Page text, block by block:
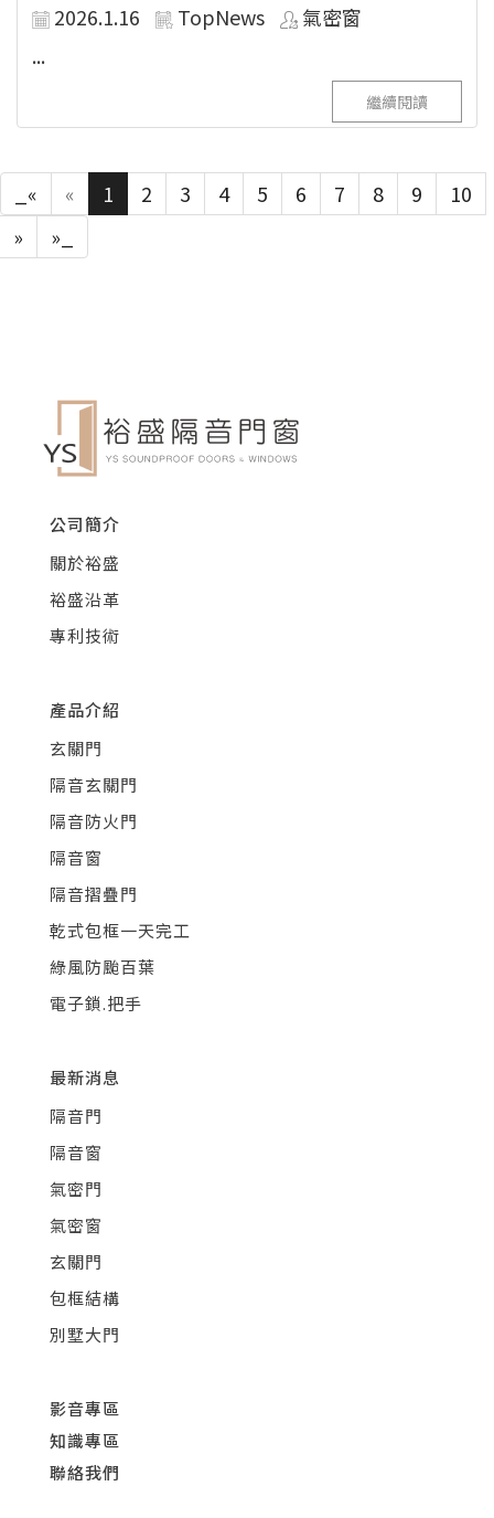
2026.1.16 TopNews
氣密窗
...
繼續閱讀
_« « 1 2 3 4 5 6 7 8 9
10
»
»_
公司簡介
關於裕盛
裕盛沿革
專利技術
產品介紹
玄關門
隔音玄關門
隔音防火門
隔音窗
隔音摺疊門
乾式包框一天完工
綠風防颱百葉
電子鎖.把手
最新消息
隔音門
隔音窗
氣密門
氣密窗
玄關門
包框結構
別墅大門
影音專區
知識專區
聯絡我們